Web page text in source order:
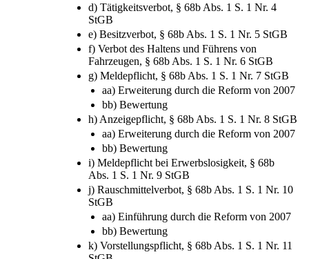
d) Tätigkeitsverbot, § 68b Abs. 1 S. 1 Nr. 4
StGB
e) Besitzverbot, § 68b Abs. 1 S. 1 Nr. 5 StGB
f) Verbot des Haltens und Führens von
Fahrzeugen, § 68b Abs. 1 S. 1 Nr. 6 StGB
g) Meldepflicht, § 68b Abs. 1 S. 1 Nr. 7 StGB
aa) Erweiterung durch die Reform von 2007
bb) Bewertung
h) Anzeigepflicht, § 68b Abs. 1 S. 1 Nr. 8 StGB
aa) Erweiterung durch die Reform von 2007
bb) Bewertung
i) Meldepflicht bei Erwerbslosigkeit, § 68b
Abs. 1 S. 1 Nr. 9 StGB
j) Rauschmittelverbot, § 68b Abs. 1 S. 1 Nr. 10
StGB
aa) Einführung durch die Reform von 2007
bb) Bewertung
k) Vorstellungspflicht, § 68b Abs. 1 S. 1 Nr. 11